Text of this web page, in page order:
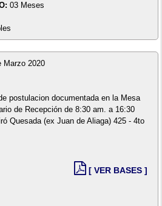
03 Meses
Marzo 2020
postulacion documentada en la Mesa
de Recepción de 8:30 am. a 16:30
Quesada (ex Juan de Aliaga) 425 - 4to
[ VER BASES ]